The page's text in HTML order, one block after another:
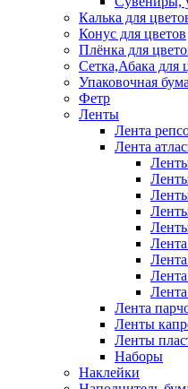
Калька для
Конус для цветов
Плёнка для
Сетка,Абака для
Упаковочная
Фетр
Ленты
Лента
Лента
Лента
Ленты
Ленты
Наборы
Наклейки